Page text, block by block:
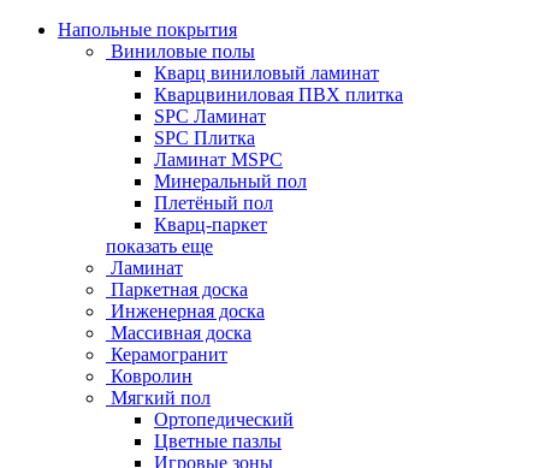
Напольные покрытия
Виниловые полы
Кварц виниловый ламинат
Кварцвиниловая ПВХ плитка
SPC Ламинат
SPC Плитка
Ламинат MSPC
Минеральный пол
Плетёный пол
Кварц-паркет
показать еще
Ламинат
Паркетная доска
Инженерная доска
Массивная доска
Керамогранит
Ковролин
Мягкий пол
Ортопедический
Цветные пазлы
Игровые зоны